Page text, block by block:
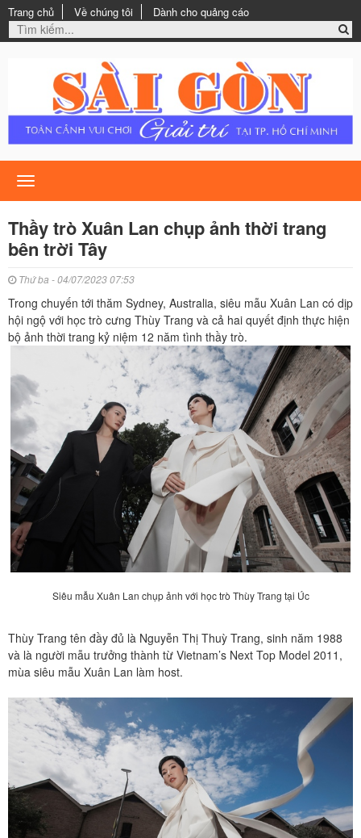
Trang chủ Về chúng tôi Dành cho quảng cáo
Toggle
navigation
Thầy trò Xuân Lan chụp ảnh thời trang
bên trời Tây
Thứ ba - 04/07/2023 07:53
Trong chuyến tới thăm Sydney, Australia, siêu mẫu Xuân Lan có dịp
hội ngộ với học trò cưng Thùy Trang và cả hai quyết định thực hiện
bộ ảnh thời trang kỷ niệm 12 năm tình thầy trò.
Siêu mẫu Xuân Lan chụp ảnh với học trò Thùy Trang tại Úc
Thùy Trang tên đầy đủ là Nguyễn Thị Thuỳ Trang, sinh năm 1988
và là người mẫu trưởng thành từ Vietnam’s Next Top Model 2011,
mùa siêu mẫu Xuân Lan làm host.